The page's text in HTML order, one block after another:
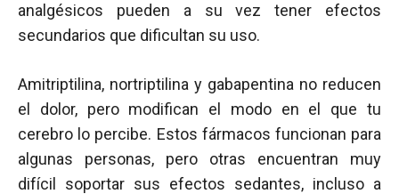
analgésicos pueden a su vez tener efectos
secundarios que dificultan su uso.
Amitriptilina, nortriptilina y gabapentina no reducen
el dolor, pero modifican el modo en el que tu
cerebro lo percibe. Estos fármacos funcionan para
algunas personas, pero otras encuentran muy
difícil soportar sus efectos sedantes, incluso a